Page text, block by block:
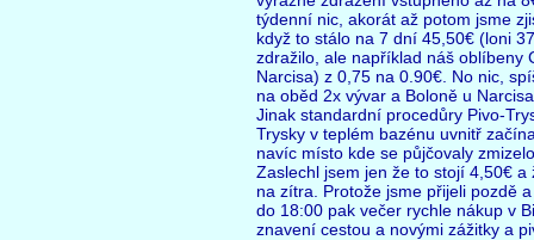
týdenní nic, akorát až potom jsme
když to stálo na 7 dní 45,50€ (loni
zdražilo, ale například náš oblíbeny
Narcisa) z 0,75 na 0.90€. No nic,
na oběd 2x vývar a Boloně u
Jinak standardní procedůry Pivo-
Trysky v teplém bazénu uvnitř
navíc místo kde se půjčovaly
Zaslechl jsem jen že to stojí 4,50€
na zítra. Protože jsme přijeli pozdě
do 18:00 pak večer rychle nákup v
znavení cestou a novými zážitky a